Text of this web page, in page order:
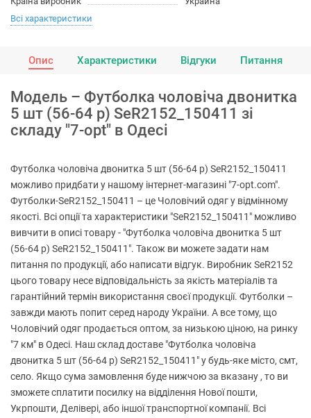
Всі характеристики
Опис Характеристики Відгуки Питання
Модель – Футболка чоловіча двонитка
5 шт (56-64 р) SeR2152_150411 зі
складу "7-opt" в Одесі
Футболка чоловіча двонитка 5 шт (56-64 р) SeR2152_150411
можливо придбати у нашому інтернет-магазині "7-opt.com".
Футболки-SeR2152_150411 – це Чоловічий одяг у відмінному
якості. Всі опції та характеристики "SeR2152_150411" можливо
вивчити в описі товару - "Футболка чоловіча двонитка 5 шт
(56-64 р) SeR2152_150411". Також ви можете задати нам
питання по продукції, або написати відгук. Виробник SeR2152
цього товару несе відповідальність за якість матеріалів та
гарантійний термін використання своєї продукції. Футболки –
завжди мають попит серед народу України. А все тому, що
Чоловічий одяг продається оптом, за низькою ціною, на ринку
"7 км" в Одесі. Наш склад доставе "Футболка чоловіча
двонитка 5 шт (56-64 р) SeR2152_150411" у будь-яке місто, смт,
село. Якщо сума замовлення буде нижчою за вказану , то ви
зможете сплатити посилку на відділення Нової пошти,
Укрпошти, Делівері, або іншої транспортної компанії. Всі